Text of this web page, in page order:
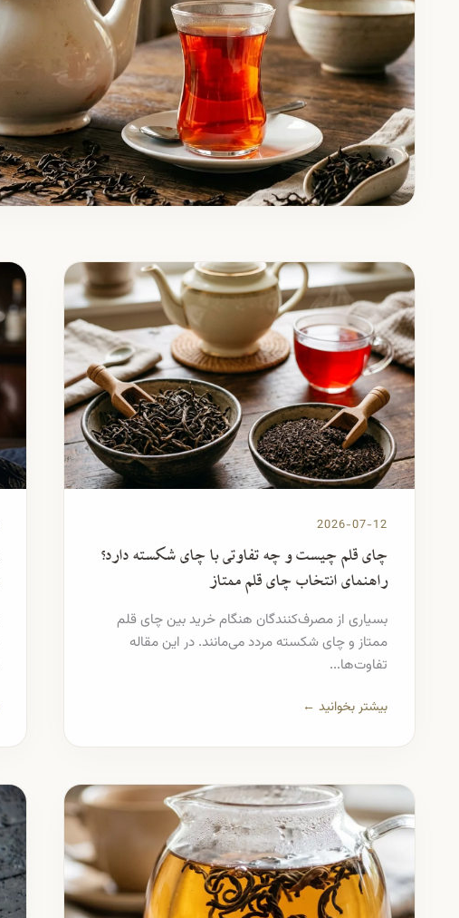
2026-07-12
چای قلم چیست و چه تفاوتی با چای شکسته دارد؟
راهنمای انتخاب چای قلم ممتاز
بسیاری از مصرف‌کنندگان هنگام خرید بین چای قلم
ممتاز و چای شکسته مردد می‌مانند. در این مقاله
تفاوت‌ها...
بیشتر بخوانید ←